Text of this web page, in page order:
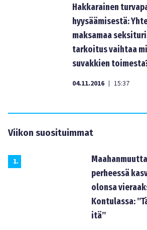
Hakkarainen
hyysäämisestä:
maksamaa
tarkoitus vaihtaa
suvakkien
04.11.2016 | 15:37
Viikon suosituimmat
1.
perheessä
olonsa
Kontulassa:
itä”